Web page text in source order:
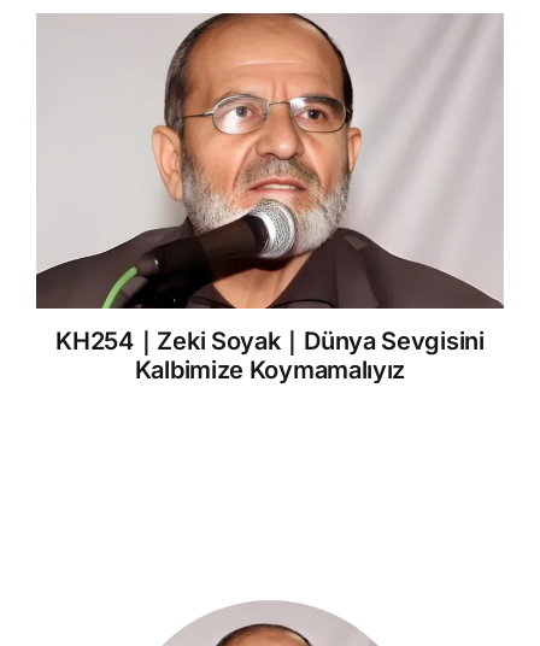
KH254｜Zeki Soyak｜Dünya Sevgisini
Kalbimize Koymamalıyız